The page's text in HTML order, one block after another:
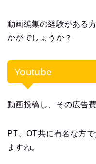
動画編集の経験がある
かがでしょうか？
Youtube
動画投稿し、その広告
PT、OT共に有名な方
ますね。